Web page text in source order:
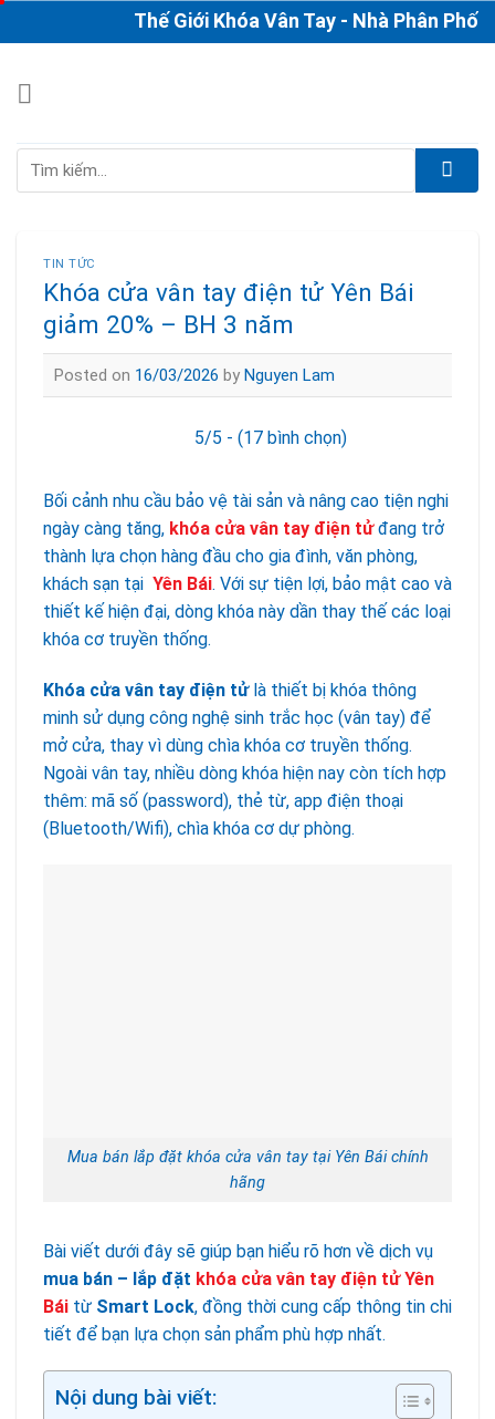
to
Thế Giới Khóa Vân Tay - Nhà Phân Phối &
Tìm
TIN TỨC
Khóa cửa vân tay điện tử Yên Bái
giảm 20% – BH 3 năm
Posted on 16/03/2026 by Nguyen Lam
5/5 - (17 bình chọn)
Bối cảnh nhu cầu bảo vệ tài sản và nâng cao tiện nghi
ngày càng tăng, khóa cửa vân tay điện tửđang trở
thành lựa chọn hàng đầu cho gia đình, văn phòng,
khách sạn tại Yên Bái. Với sự tiện lợi, bảo mật cao và
thiết kế hiện đại, dòng khóa này dần thay thế các loại
khóa cơ truyền thống.
Khóa cửa vân tay điện tửlà thiết bị khóa thông
minh sử dụng công nghệ sinh trắc học (vân tay) để
mở cửa, thay vì dùng chìa khóa cơ truyền thống.
Ngoài vân tay, nhiều dòng khóa hiện nay còn tích hợp
thêm: mã số (password), thẻ từ, app điện thoại
(Bluetooth/Wifi), chìa khóa cơ dự phòng.
Mua bán lắp đặt khóa cửa vân tay tại Yên Bái chính
hãng
Bài viết dưới đây sẽ giúp bạn hiểu rõ hơn về dịch vụ
mua bán – lắp đặt khóa cửa vân tay điện tử Yên
Bái từ Smart Lock, đồng thời cung cấp thông tin chi
tiết để bạn lựa chọn sản phẩm phù hợp nhất.
Nội dung bài viết: